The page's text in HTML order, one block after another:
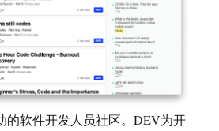
的软件开发人员社区。DEV为开